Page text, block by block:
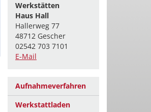
Werkstätten
Haus Hall
Hallerweg 77
48712 Gescher
02542 703 7101
E-Mail
Aufnahmeverfahren
Werkstattladen